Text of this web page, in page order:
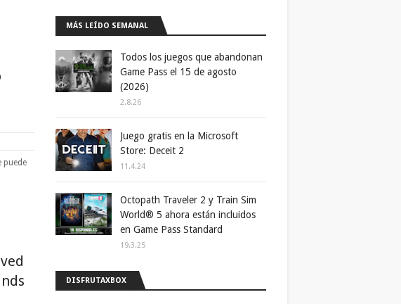
puede
MÁS LEÍDO SEMANAL
Todos los juegos que abandonan
Game Pass el 15 de agosto
(2026)
2.8.26
Juego gratis en la Microsoft
Store: Deceit 2
11.4.24
Octopath Traveler 2 y Train Sim
World® 5 ahora están incluidos
en Game Pass Standard
19.3.25
DISFRUTAXBOX